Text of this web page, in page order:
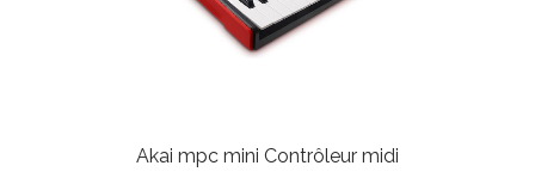
Akai mpc mini Contrôleur midi